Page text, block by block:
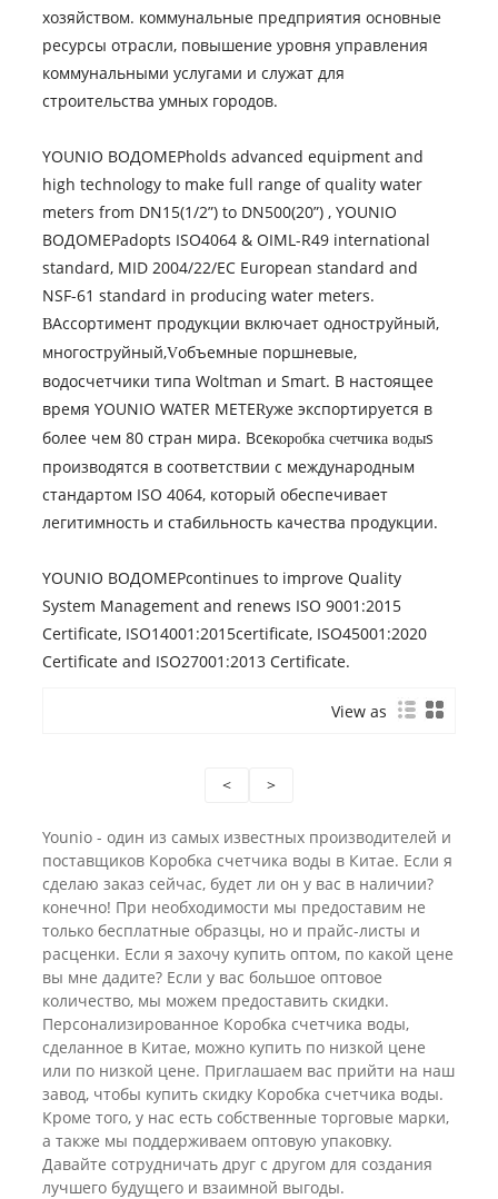
хозяйством. коммунальные предприятия основные
ресурсы отрасли, повышение уровня управления
коммунальными услугами и служат для
строительства умных городов.
YOUNIO ВОДОМЕРholds advanced equipment and
high technology to make full range of quality water
meters from DN15(1/2”) to DN500(20”) , YOUNIO
ВОДОМЕРadopts ISO4064 & OIML-R49 international
standard, MID 2004/22/EC European standard and
NSF-61 standard in producing water meters.
ВАссортимент продукции включает одноструйный,
многоструйный,Vобъемные поршневые,
водосчетчики типа Woltman и Smart. В настоящее
время YOUNIO WATER METERуже экспортируется в
более чем 80 стран мира. Всекоробка счетчика водыs
производятся в соответствии с международным
стандартом ISO 4064, который обеспечивает
легитимность и стабильность качества продукции.
YOUNIO ВОДОМЕРcontinues to improve Quality
System Management and renews ISO 9001:2015
Certificate, ISO14001:2015certificate, ISO45001:2020
Certificate and ISO27001:2013 Certificate.
View as
< >
Younio - один из самых известных производителей и
поставщиков Коробка счетчика воды в Китае. Если я
сделаю заказ сейчас, будет ли он у вас в наличии?
конечно! При необходимости мы предоставим не
только бесплатные образцы, но и прайс-листы и
расценки. Если я захочу купить оптом, по какой цене
вы мне дадите? Если у вас большое оптовое
количество, мы можем предоставить скидки.
Персонализированное Коробка счетчика воды, ​​
сделанное в Китае, можно купить по низкой цене
или по низкой цене. Приглашаем вас прийти на наш
завод, чтобы купить скидку Коробка счетчика воды.
Кроме того, у нас есть собственные торговые марки,
а также мы поддерживаем оптовую упаковку.
Давайте сотрудничать друг с другом для создания
лучшего будущего и взаимной выгоды.